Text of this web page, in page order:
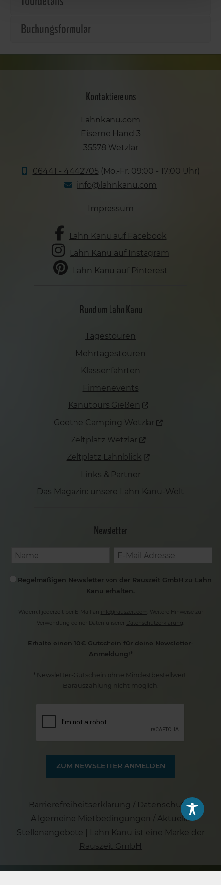
Buchungsformular
Kontaktiere uns
Lahnkanu.com
Eiserne Hand 3
35578 Wetzlar
06441 - 4442705 (Mo.-Fr. 09:00 - 17:00 Uhr)
info@lahnkanu.com
Impressum
Lahn Kanu auf Facebook
Lahn Kanu auf Instagram
Lahn Kanu auf Pinterest
Rund um Lahn Kanu
Tagestouren
Mehrtagestouren
Klassenfahrten
Firmenevents
Kanutours Gießen
Goethe Camping Wetzlar
Zeltplatz Wetzlar
Zeltplatz Lahnblick
Links & Partner
Das Magazin: unsere Lahn Kanu-Welt
Newsletter
Regelmäßigen Newsletter von der Rauszeit GmbH zu Lahn
Kanu erhalten.
Widerruf jederzeit per E-Mail an info@rauszeit.com
. Weitere Hinweise zur
Verwendung deiner Daten unserer Datenschutzerklärung
Erhalte einen 10€ Gutschein für deine Newsletter-
Anmeldung!*
* Newsletter-Gutschein ohne Mindestbestellwert.
Barauszahlung nicht möglich.
Barrierefreiheitserklärung / Datenschutz/
Allgemeine Mietbedingungen / Aktuelle
Stellenangebote | Lahn Kanu ist eine Marke der
Rauszeit GmbH